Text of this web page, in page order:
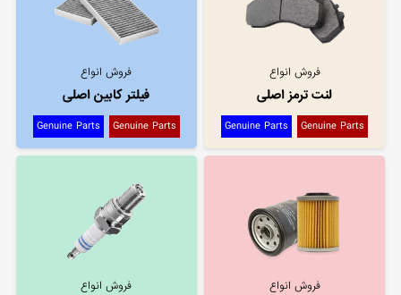
فروش انواع
لنت ترمز اصلی
Genuine Parts
Genuine Parts
فروش انواع
فیلتر کابین اصلی
Genuine Parts
Genuine Parts
فروش انواع فروش انواع